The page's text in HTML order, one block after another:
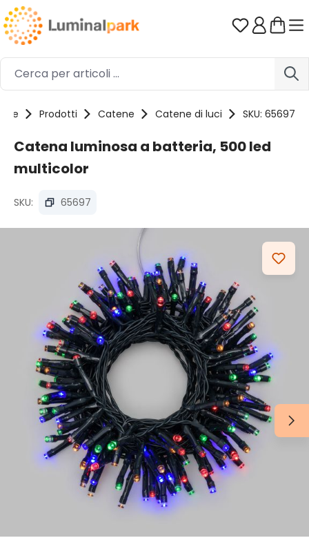
Passa al contenuto principale Hai 0
Prodotti Catene Catene di luci SKU: 65697
Catena luminosa a batteria, 500 led
multicolor
SKU: 65697
Salta la galleria di immagini